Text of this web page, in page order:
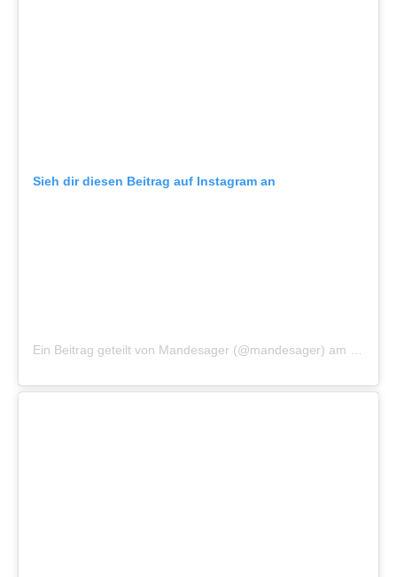
Sieh dir diesen Beitrag auf Instagram an
Ein Beitrag geteilt von Mandesager (@mandesager) am Okt 1,